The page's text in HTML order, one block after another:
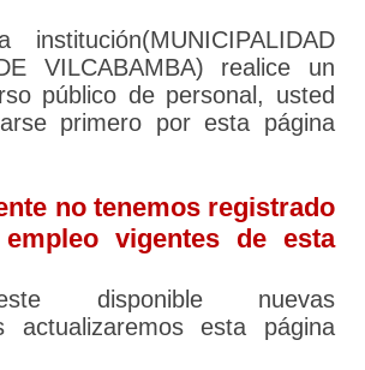
institución(MUNICIPALIDAD
VILCABAMBA) realice un
público de personal, usted
primero por esta página
no tenemos registrado
vigentes de esta
disponible nuevas
actualizaremos esta página